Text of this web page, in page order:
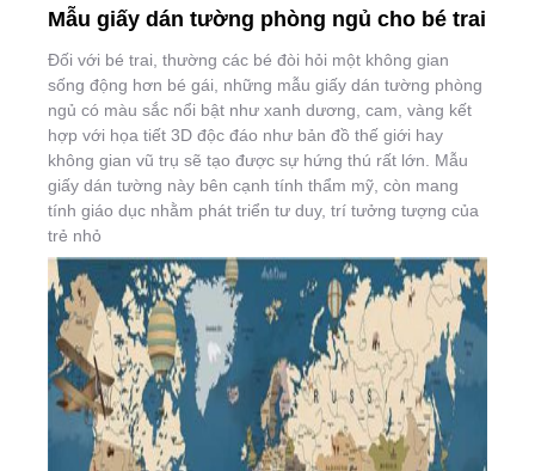
Mẫu giấy dán tường phòng ngủ cho bé trai
Đối với bé trai, thường các bé đòi hỏi một không gian
sống động hơn bé gái, những mẫu giấy dán tường phòng
ngủ có màu sắc nổi bật như xanh dương, cam, vàng kết
hợp với họa tiết 3D độc đáo như bản đồ thế giới hay
không gian vũ trụ sẽ tạo được sự hứng thú rất lớn. Mẫu
giấy dán tường này bên cạnh tính thẩm mỹ, còn mang
tính giáo dục nhằm phát triển tư duy, trí tưởng tượng của
trẻ nhỏ